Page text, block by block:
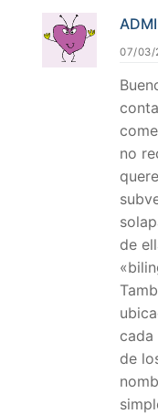
07/03/
no
de
cada
de